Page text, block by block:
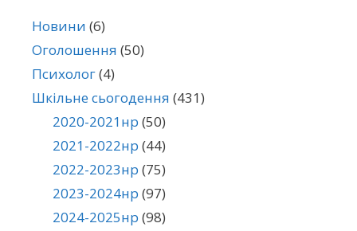
Новини (6)
Оголошення (50)
Психолог(4)
Шкільне сьогодення (431)
2020-2021нр (50)
2021-2022нр (44)
2022-2023нр (75)
2023-2024нр (97)
2024-2025нр (98)